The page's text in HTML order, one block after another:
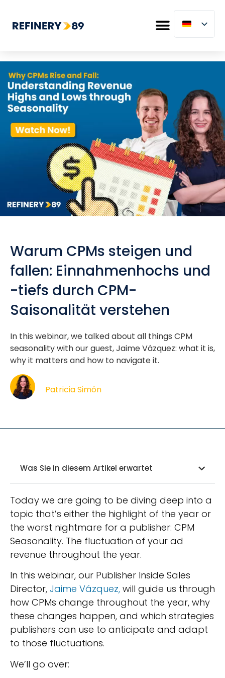
Warum CPMs steigen und
fallen: Einnahmenhochs und
-tiefs durch CPM-
Saisonalität verstehen
In this webinar, we talked about all things CPM
seasonality with our guest, Jaime Vázquez: what it is,
why it matters and how to navigate it.
Patricia Simón
Was Sie in diesem Artikel erwartet
Today we are going to be diving deep into a
topic that’s either the highlight of the year or
the worst nightmare for a publisher: CPM
Seasonality. The fluctuation of your ad
revenue throughout the year.
In this webinar, our Publisher Inside Sales
Director, Jaime Vázquez, will guide us through
how CPMs change throughout the year, why
these changes happen, and which strategies
publishers can use to anticipate and adapt
to those fluctuations.
We’ll go over: